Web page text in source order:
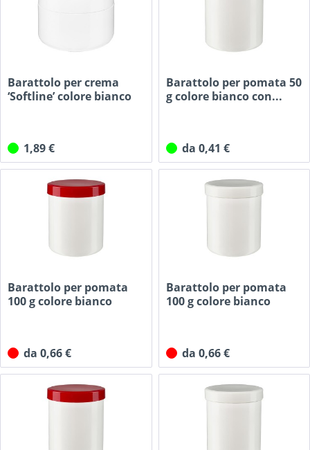
Barattolo per crema
‘Softline’ colore bianco
1,89 €
Barattolo per pomata 50
g colore bianco con...
da 0,41 €
Barattolo per pomata
100 g colore bianco
da 0,66 €
Barattolo per pomata
100 g colore bianco
da 0,66 €